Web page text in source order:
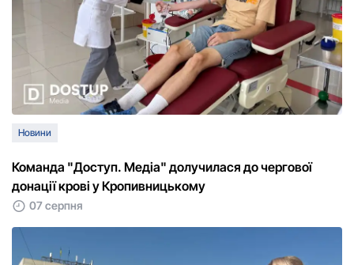
Новини
Команда "Доступ. Медіа" долучилася до чергової
донації крові у Кропивницькому
07 серпня